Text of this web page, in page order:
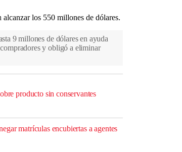
alcanzar los 550 millones de dólares.
9 millones de dólares en ayuda
y obligó a eliminar
producto sin conservantes
matrículas encubiertas a agentes